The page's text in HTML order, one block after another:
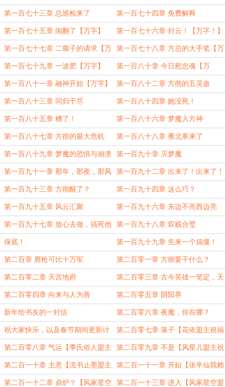
求月票】
第一百七十三章 总巡检来了 第一百七十四章 免费解释
第一百七十五章 闹翻了【万字】 第一百七十六章 封云！【万字！】
第一百七十七章 二瘸子的请求【万
字】
第一百七十八章 方总的大手笔【万
字】
第一百七十九章 一波肥【万字】 第一百八十章 今日慰忠魂【万
字！】
第一百八十一章 融神开始【万字】 第一百八十二章 方彻的五灵蛊
第一百八十三章 同归于尽 第一百八十四章 她没死！
第一百八十五章 糟了！ 第一百八十六章 梦魔入方神
第一百八十七章 方彻的最大危机
【万字求月票！】
第一百八十八章 雁北寒来了
第一百八十九章 梦魔的恐惧与崩溃 第一百九十章 灭梦魔
第一百九十一章 那年，那夜，那风
雨，那人。
第一百九十二章 出来了！出来了！
第一百九十三章 方彻醒了？ 第一百九十四章 这么巧？
第一百九十五章 风云汇聚 第一百九十六章 东边不亮西边亮
第一百九十七章 放心去做，搞死他
们！
第一百九十八章 双贱合璧
保底！ 第一百九十九章 先来一个搞僵！
第二百章 唇枪可比十万军 第二百零一章 方彻要干什么？
第二百零二章 天宫地府 第二百零三章 古今英雄一笔定，天
下风云半局棋！
第二百零四章 向来与人为善 第二百零五章 阴阳界
新年给书友的一封信 第二百零六章 夜魔，你在哪？
祝大家快乐，以及春节期间更新计
划
第二百零七章 落子【花依盟主祝福
大家新年快乐。】
第二百零八章 气运【季氏俗人盟主
祝大家新年快乐】
第二百零九章 不是【风星儿盟主祝
大家新年快乐！】
第二百一十章 主意【流书止墨盟主
祝大家新年快乐】
第二百一十一章 开始【张半仙我赖
皮盟主祝大家新年快乐。】
第二百一十二章 鼎炉？【风家星空 第二百一十三章 进入【风家星空盟